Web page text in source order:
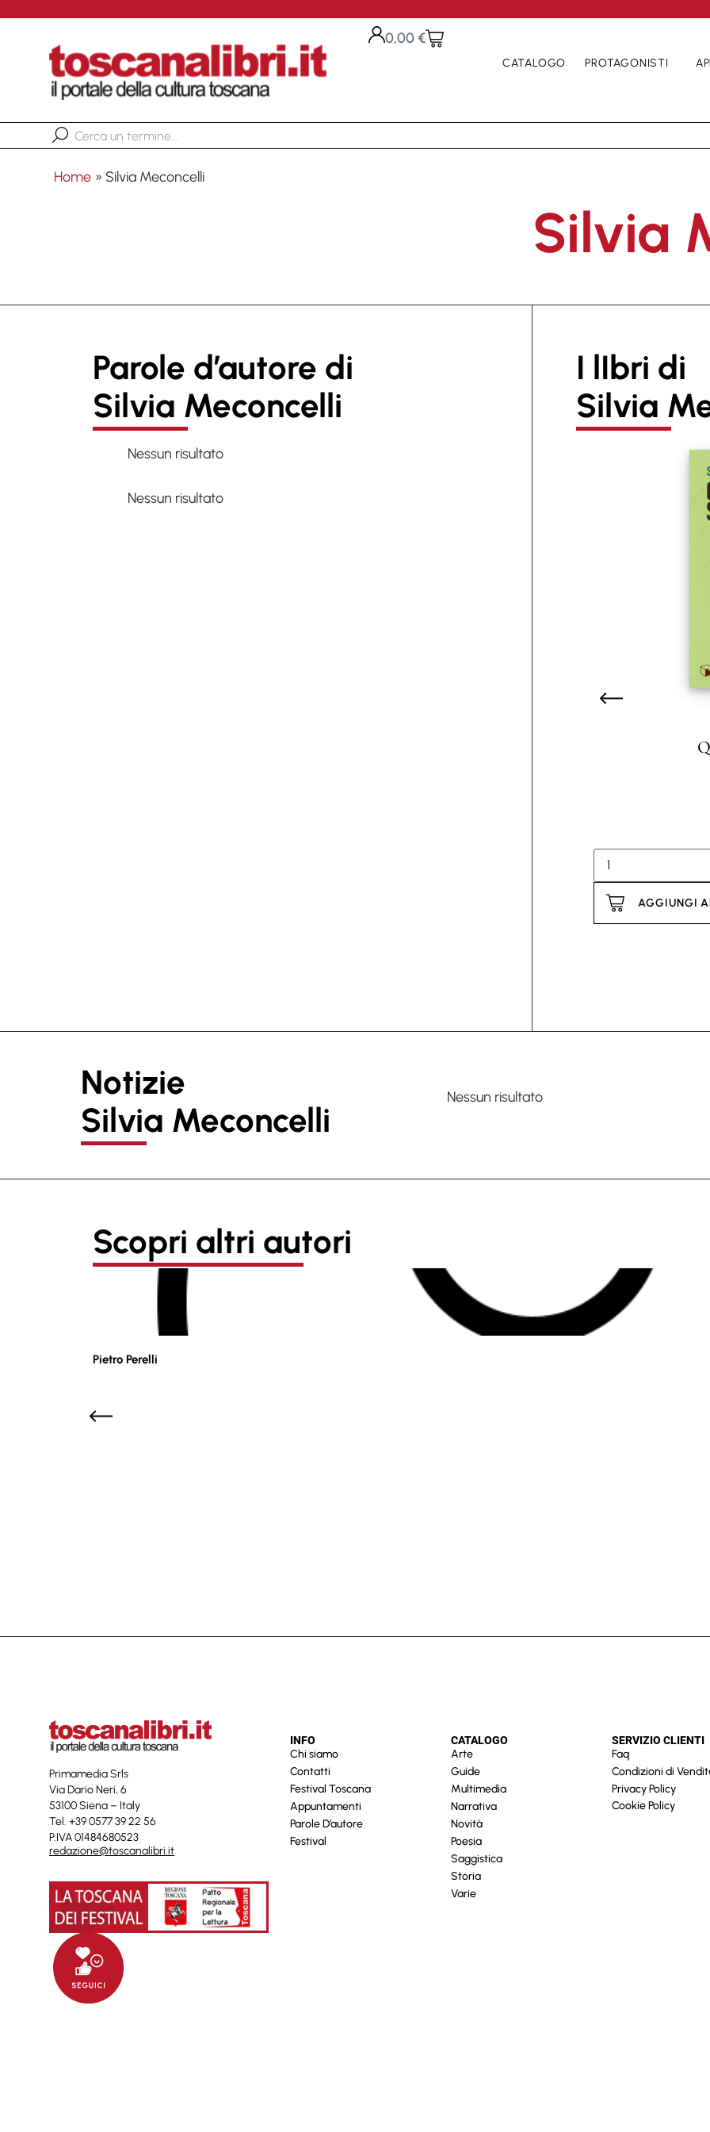
0,00€
CATALOGO PROTAGONISTI
Home » Silvia Meconcelli
Silvia
Parole d’autore di
Silvia Meconcelli
Nessun risultato
Nessun risultato
I lIbri di
Silvia
AGGIUNGI
Notizie
Silvia Meconcelli
Nessun risultato
Scopri altri autori
Pietro Perelli
Primamedia Srls
Via Dario Neri, 6
53100 Siena – Italy
Tel. +39 0577 39 22 56
P.IVA 01484680523
redazione@toscanalibri.it
INFO
Chi siamo
Contatti
Festival Toscana
Appuntamenti
Parole D’autore
Festival
CATALOGO
Arte
Guide
Multimedia
Narrativa
Novità
Poesia
Saggistica
Storia
Varie
SERVIZIO CLIENTI
Faq
Condizioni di
Privacy Policy
Cookie Policy